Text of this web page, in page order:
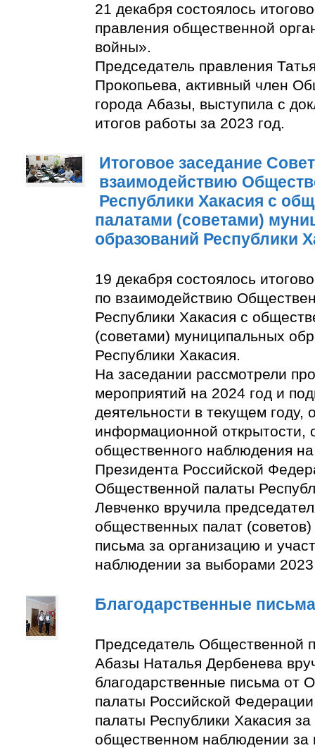
21 декабря состоялось
правления общественной
войны».
Председатель правления
Прокопьева, активный член
города Абазы, выступила с
итогов работы за 2023 год.
Итоговое заседание
взаимодействию
Республики Хакасия с
палатами (советами)
образований Республики
19 декабря состоялось
по взаимодействию
Республики Хакасия с
(советами) муниципальных
Республики Хакасия.
На заседании рассмотрели
мероприятий на 2024 год и
деятельности в текущем году,
информационной открытости,
общественного наблюдения
Президента Российской
Общественной палаты
Левченко вручила
общественных палат
письма за организацию и
наблюдении за выборами 2023
Благодарственные письма
Председатель Общественной
Абазы Наталья Дербенева
благодарственные письма от
палаты Российской
палаты Республики Хакасия за
общественном наблюдении за